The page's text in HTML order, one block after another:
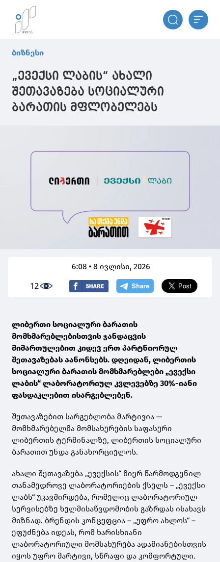
ბიზნესი
„ევექსი ლაბის“ ახალი
შეთავაზება სოციალური
ბარათის მფლობელებს
6:08 • 8 ივლისი, 2026
12
ლიბერთი სოციალური ბარათის
მომხმარებლებისთვის ჯანდაცვის
მიმართულებით კიდევ ერთ პარტნიორულ
შეთავაზებას აანონსებს. დღეიდან, ლიბერთის
სოციალური ბარათის მომხმარებლები „ევექსი
ლაბის“ ლაბორატორიულ კვლევებზე 30%-იანი
ფასდაკლებით ისარგებლებენ.
შეთავაზებით სარგებლობა მარტივია —
მომხმარებელმა მომსახურების საფასური
ლიბერთის ტერმინალზე, ლიბერთის სოციალური
ბარათით უნდა განახორციელოს.
ახალი შეთავაზება „ევექსის“ მიერ წარმოდგენილ
თანამედროვე ლაბორატორიების ქსელს – „ევექსი
ლაბს“ უკავშირდება, რომელიც ლაბორატორიულ
სერვისებზე ხელმისაწვდომობის გაზრდას ისახავს
მიზნად. ბრენდის კონცეფცია – „უფრო ახლოს“ –
ეფუძნება იდეას, რომ ხარისხიანი
ლაბორატორიული მომსახურება ადამიანებისთვის
იყოს უფრო მარტივი, სწრაფი და კომფორტული.